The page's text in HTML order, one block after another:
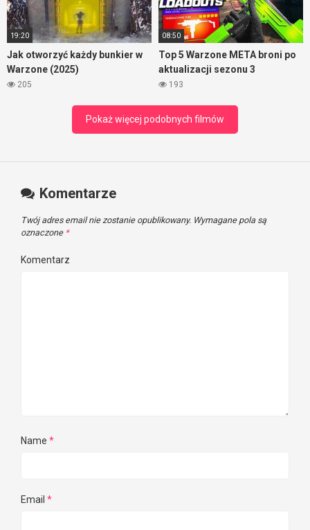
19:20
Jak otworzyć każdy bunkier w
Warzone (2025)
205
08:50
Top 5 Warzone META broni po
aktualizacji sezonu 3
193
Pokaż więcej podobnych filmów
Komentarze
Twój adres email nie zostanie opublikowany. Wymagane pola są
oznaczone *
Komentarz
Name *
Email *